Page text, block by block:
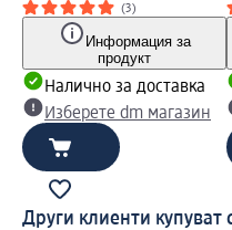
(3)
Информация за
продукт
Налично за доставка
Изберете dm магазин
Други клиенти купуват